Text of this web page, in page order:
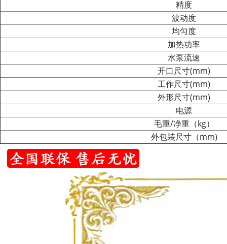
精度
波动度
均匀度
加热功率
水泵流速
开口尺寸(mm)
工作尺寸(mm)
外形尺寸(mm)
电源
毛重/净重（kg）
外包装尺寸（mm)